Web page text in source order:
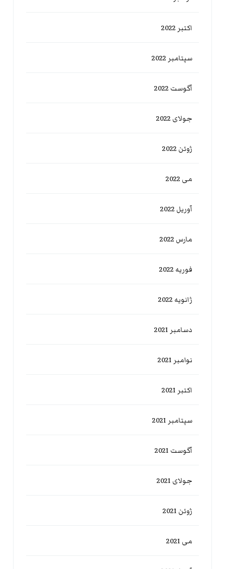
اکتبر 2022
سپتامبر 2022
آگوست 2022
جولای 2022
ژوئن 2022
می 2022
آوریل 2022
مارس 2022
فوریه 2022
ژانویه 2022
دسامبر 2021
نوامبر 2021
اکتبر 2021
سپتامبر 2021
آگوست 2021
جولای 2021
ژوئن 2021
می 2021